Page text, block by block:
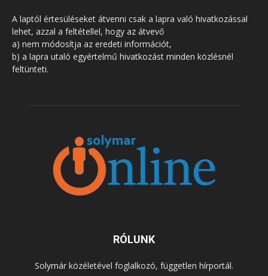
A laptól értesüléseket átvenni csak a lapra való hivatkozással
lehet, azzal a feltétellel, hogy az átvevő
a) nem módosítja az eredeti információt,
b) a lapra utaló egyértelmű hivatkozást minden közlésnél
feltünteti.
RÓLUNK
Solymár közéletével foglalkozó, független hírportál.